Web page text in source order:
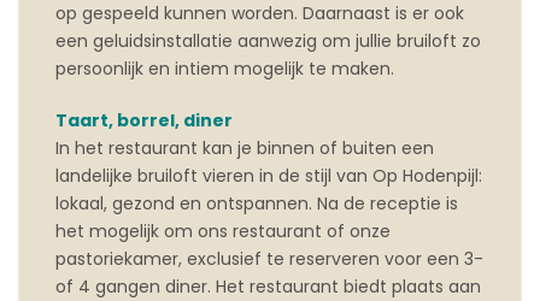
op gespeeld kunnen worden. Daarnaast is er ook
een geluidsinstallatie aanwezig om jullie bruiloft zo
persoonlijk en intiem mogelijk te maken.
Taart, borrel, diner
In het restaurant kan je binnen of buiten een
landelijke bruiloft vieren in de stijl van Op Hodenpijl:
lokaal, gezond en ontspannen. Na de receptie is
het mogelijk om ons restaurant of onze
pastoriekamer, exclusief te reserveren voor een 3-
of 4 gangen diner. Het restaurant biedt plaats aan